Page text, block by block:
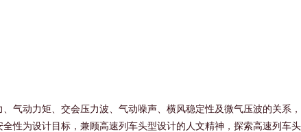
气动力矩、交会压力波、气动噪声、横风稳定性及微气压波的关系
性为设计目标，兼顾高速列车头型设计的人文精神，探索高速列车头